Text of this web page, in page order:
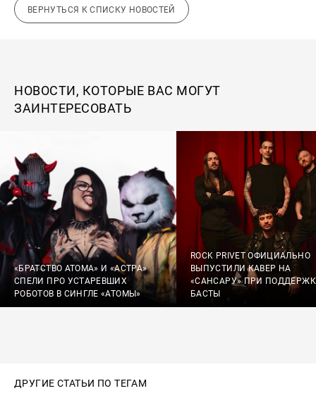
ВЕРНУТЬСЯ К СПИСКУ НОВОСТЕЙ
НОВОСТИ, КОТОРЫЕ ВАС МОГУТ
ЗАИНТЕРЕСОВАТЬ
«БРАТСТВО АТОМА» И «АСТРА»
СПЕЛИ ПРО УСТАРЕВШИХ
РОБОТОВ В СИНГЛЕ «АТОМЫ»
ROCK PRIVET ОФИЦИАЛЬНО
ВЫПУСТИЛИ КАВЕР НА
«САНСАРУ» ПРИ
БАСТЫ
ДРУГИЕ СТАТЬИ ПО ТЕГАМ